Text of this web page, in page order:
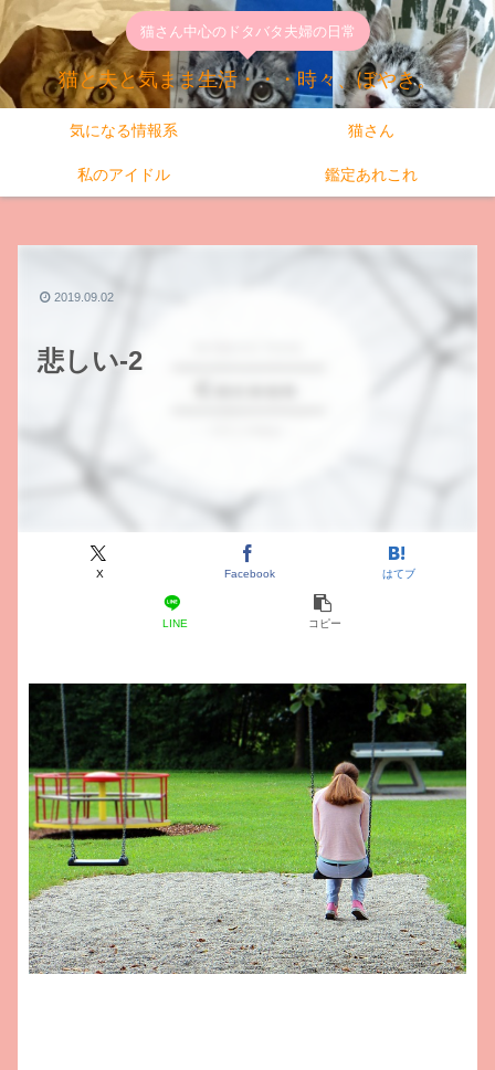
猫さん中心のドタバタ夫婦の日常
猫と夫と気まま生活・・・時々、ぼやき。
気になる情報系 猫さん
私のアイドル 鑑定あれこれ
悲しい-2
X Facebook はてブ
LINE コピー
2019.09.02